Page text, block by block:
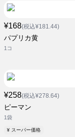
¥168(税込¥181.44)
パプリカ黄
1コ
¥258(税込¥278.64)
ピーマン
1袋
¥ スーパー価格